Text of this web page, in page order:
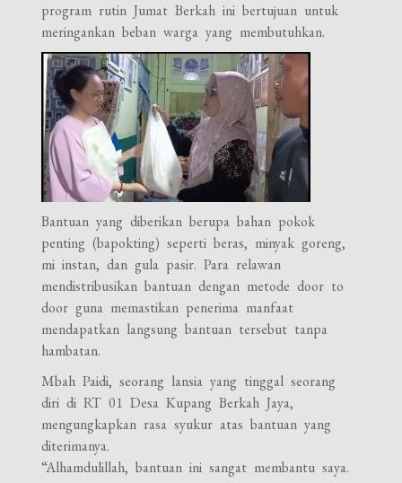
program rutin Jumat Berkah ini bertujuan untuk
meringankan beban warga yang membutuhkan.
Bantuan yang diberikan berupa bahan pokok
penting (bapokting) seperti beras, minyak goreng,
mi instan, dan gula pasir. Para relawan
mendistribusikan bantuan dengan metode door to
door guna memastikan penerima manfaat
mendapatkan langsung bantuan tersebut tanpa
hambatan.
Mbah Paidi, seorang lansia yang tinggal seorang
diri di RT 01 Desa Kupang Berkah Jaya,
mengungkapkan rasa syukur atas bantuan yang
diterimanya.
“Alhamdulillah, bantuan ini sangat membantu saya.